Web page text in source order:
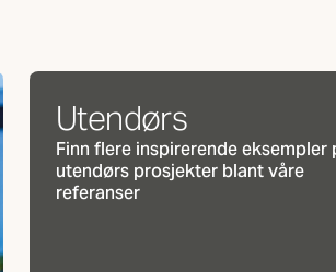
Utendørs
Finn flere inspirerende eksempler
utendørs prosjekter blant våre
referanser